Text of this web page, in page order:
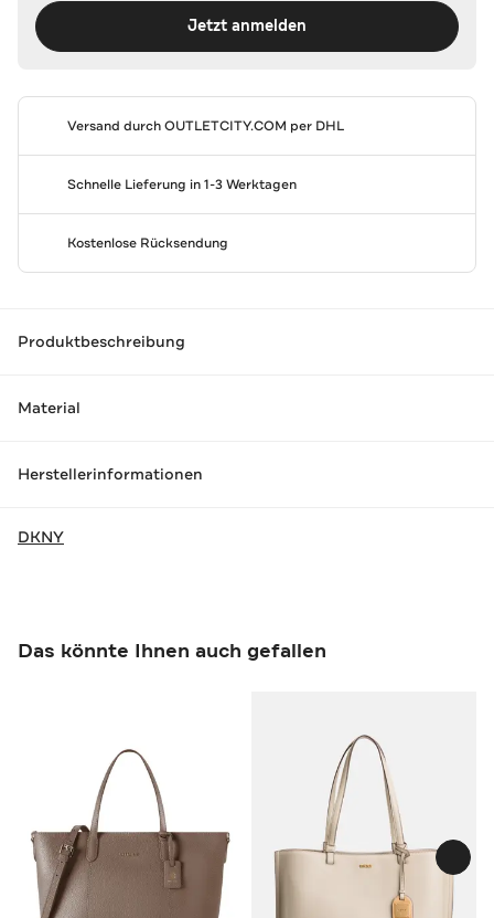
Jetzt anmelden
Versand durchOUTLETCITY.COM per DHL
Schnelle Lieferung in 1-3 Werktagen
Kostenlose Rücksendung
Produktbeschreibung
Material
Herstellerinformationen
DKNY
Das könnte Ihnen auch gefallen